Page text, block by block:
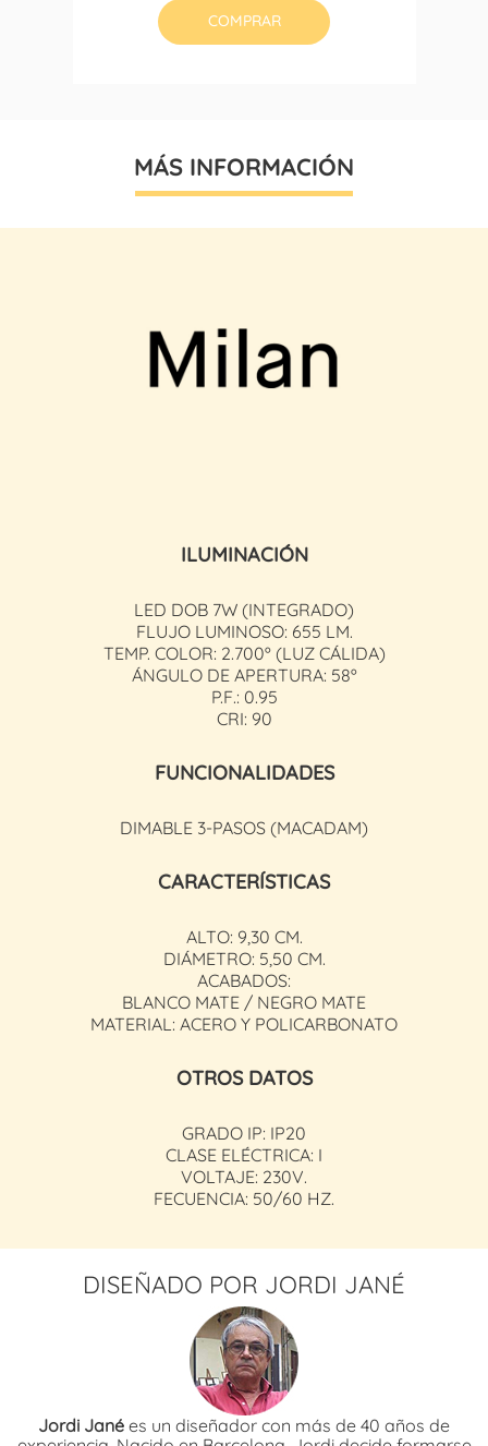
COMPRAR
MÁS INFORMACIÓN
ILUMINACIÓN
LED DOB 7W (INTEGRADO)
FLUJO LUMINOSO: 655 LM.
TEMP. COLOR: 2.700º (LUZ CÁLIDA)
ÁNGULO DE APERTURA: 58º
P.F.: 0.95
CRI: 90
FUNCIONALIDADES
DIMABLE 3-PASOS (MACADAM)
CARACTERÍSTICAS
ALTO: 9,30 CM.
DIÁMETRO: 5,50 CM.
ACABADOS:
BLANCO MATE / NEGRO MATE
MATERIAL: ACERO Y POLICARBONATO
OTROS DATOS
GRADO IP: IP20
CLASE ELÉCTRICA: I
VOLTAJE: 230V.
FECUENCIA: 50/60 HZ.
DISEÑADO POR JORDI JANÉ
Jordi Jané es un diseñador con más de 40 años de